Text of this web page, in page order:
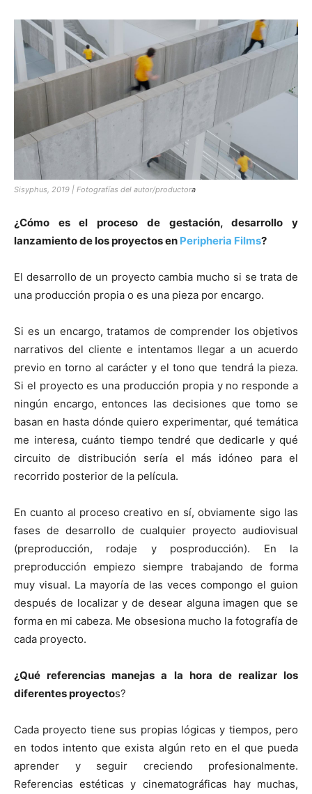
Sisyphus, 2019 | Fotografías del autor/productora
¿Cómo es el proceso de gestación, desarrollo y
lanzamiento de los proyectos en Peripheria Films?
El desarrollo de un proyecto cambia mucho si se trata de
una producción propia o es una pieza por encargo.
Si es un encargo, tratamos de comprender los objetivos
narrativos del cliente e intentamos llegar a un acuerdo
previo en torno al carácter y el tono que tendrá la pieza.
Si el proyecto es una producción propia y no responde a
ningún encargo, entonces las decisiones que tomo se
basan en hasta dónde quiero experimentar, qué temática
me interesa, cuánto tiempo tendré que dedicarle y qué
circuito de distribución sería el más idóneo para el
recorrido posterior de la película.
En cuanto al proceso creativo en sí, obviamente sigo las
fases de desarrollo de cualquier proyecto audiovisual
(preproducción, rodaje y posproducción). En la
preproducción empiezo siempre trabajando de forma
muy visual. La mayoría de las veces compongo el guion
después de localizar y de desear alguna imagen que se
forma en mi cabeza. Me obsesiona mucho la fotografía de
cada proyecto.
¿Qué referencias manejas a la hora de realizar los
diferentes proyectos?
Cada proyecto tiene sus propias lógicas y tiempos, pero
en todos intento que exista algún reto en el que pueda
aprender y seguir creciendo profesionalmente.
Referencias estéticas y cinematográficas hay muchas,